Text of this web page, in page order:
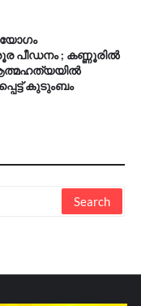
പീഡനം ; കണ്ണൂരിൽ
കുടുംബം